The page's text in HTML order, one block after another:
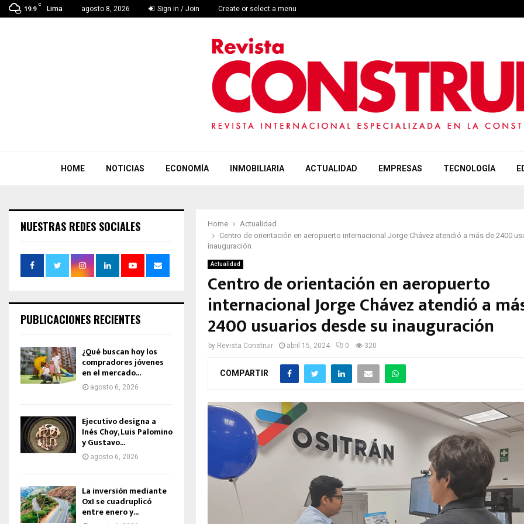
19.9
C
Lima agosto 8, 2026 Sign in / Join Create or select a menu
HOME NOTICIAS ECONOMÍA INMOBILIARIA ACTUALIDAD EMPRESAS TECNOLOGÍA
Home
Actualidad
Centro de orientación en aeropuerto internacional Jorge Chávez atendió a más de 2400
inauguración
Actualidad
Centro de orientación en aeropuerto
internacional Jorge Chávez atendió a
2400 usuarios desde su inauguración
by Revista Construir abril 15, 2024 0 320
COMPARTIR
NUESTRAS REDES SOCIALES
PUBLICACIONES RECIENTES
¿Qué buscan hoy los
compradores jóvenes
en el mercado...
agosto 6, 2026
Ejecutivo designa a
Inés Choy, Luis Palomino
y Gustavo...
agosto 6, 2026
La inversión mediante
OxI se cuadruplicó
entre enero y...